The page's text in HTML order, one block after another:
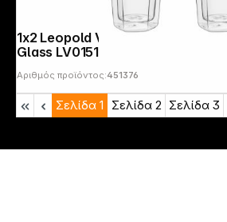
1x2 Leopold Vienna double walled Latte Macchiato
Glass LV01516
Αριθμός προϊόντος:451376
Σελίδα 1 Σελίδα2 Σελίδα3